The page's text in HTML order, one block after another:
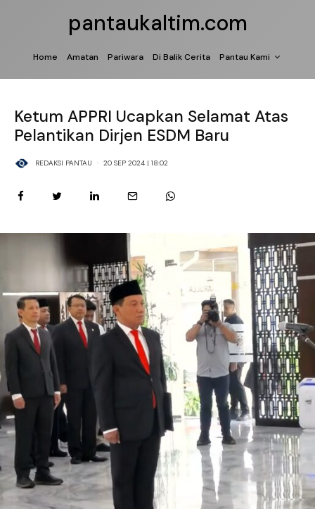
pantaukaltim.com
Home Amatan Pariwara Di Balik Cerita Pantau Kami
Ketum APPRI Ucapkan Selamat Atas
Pelantikan Dirjen ESDM Baru
REDAKSI PANTAU · 20 SEP 2024 | 18:02